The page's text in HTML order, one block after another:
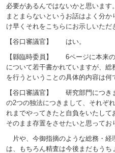
必要があるんではないかと思いま
まとまらないというお話はよく分
け早くそれをこちらにお示しいただ
【谷口審議官】 はい。
【縣臨時委員】 6ページに本来
について若干書かれていますが、
を行うということの具体的内容は何
【谷口審議官】 研究部門につき
の2つの独法につきまして、それぞ
れまでやってきたと自負をいたし
そのまま存置をさせたいと思ってお
片や、今御指摘のような総務・経
は、もちろん精査は今後まだもう